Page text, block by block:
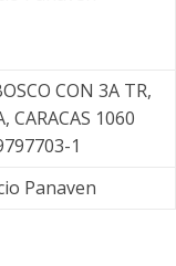
CON 3A TR,
CARACAS 1060
1
Panaven